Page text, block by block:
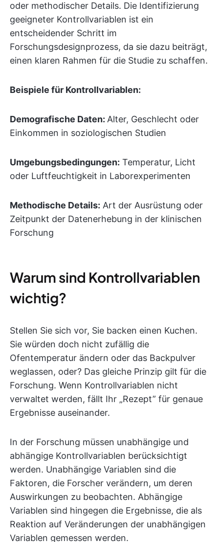
oder methodischer Details. Die Identifizierung
geeigneter Kontrollvariablen ist ein
entscheidender Schritt im
Forschungsdesignprozess, da sie dazu beiträgt,
einen klaren Rahmen für die Studie zu schaffen.
Beispiele für Kontrollvariablen:
Demografische Daten: Alter, Geschlecht oder
Einkommen in soziologischen Studien
Umgebungsbedingungen: Temperatur, Licht
oder Luftfeuchtigkeit in Laborexperimenten
Methodische Details: Art der Ausrüstung oder
Zeitpunkt der Datenerhebung in der klinischen
Forschung
Warum sind Kontrollvariablen
wichtig?
Stellen Sie sich vor, Sie backen einen Kuchen.
Sie würden doch nicht zufällig die
Ofentemperatur ändern oder das Backpulver
weglassen, oder? Das gleiche Prinzip gilt für die
Forschung. Wenn Kontrollvariablen nicht
verwaltet werden, fällt Ihr „Rezept” für genaue
Ergebnisse auseinander.
In der Forschung müssen unabhängige und
abhängige Kontrollvariablen berücksichtigt
werden. Unabhängige Variablen sind die
Faktoren, die Forscher verändern, um deren
Auswirkungen zu beobachten. Abhängige
Variablen sind hingegen die Ergebnisse, die als
Reaktion auf Veränderungen der unabhängigen
Variablen gemessen werden.